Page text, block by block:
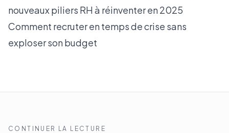
nouveaux piliers RH à réinventer en 2025
Comment recruter en temps de crise sans
exploser son budget
CONTINUER LA LECTURE